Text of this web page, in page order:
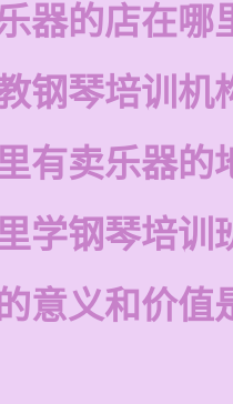
器的店在哪
钢琴培训机
有卖乐器的
学钢琴培训
意义和价值